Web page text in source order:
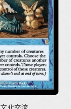
文化交流